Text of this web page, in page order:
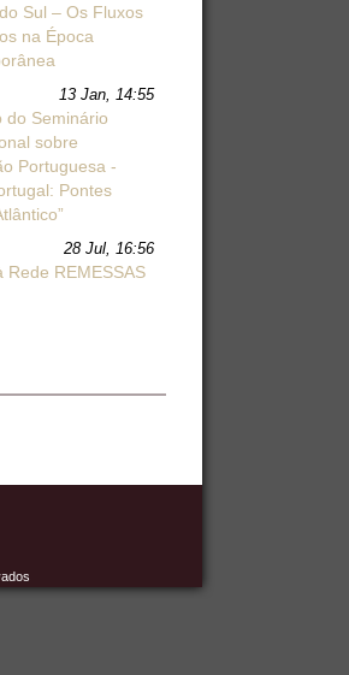
Sul – Os Fluxos
na Época
13 Jan, 14:55
do Seminário
sobre
Portuguesa -
Pontes
28 Jul, 16:56
Rede REMESSAS